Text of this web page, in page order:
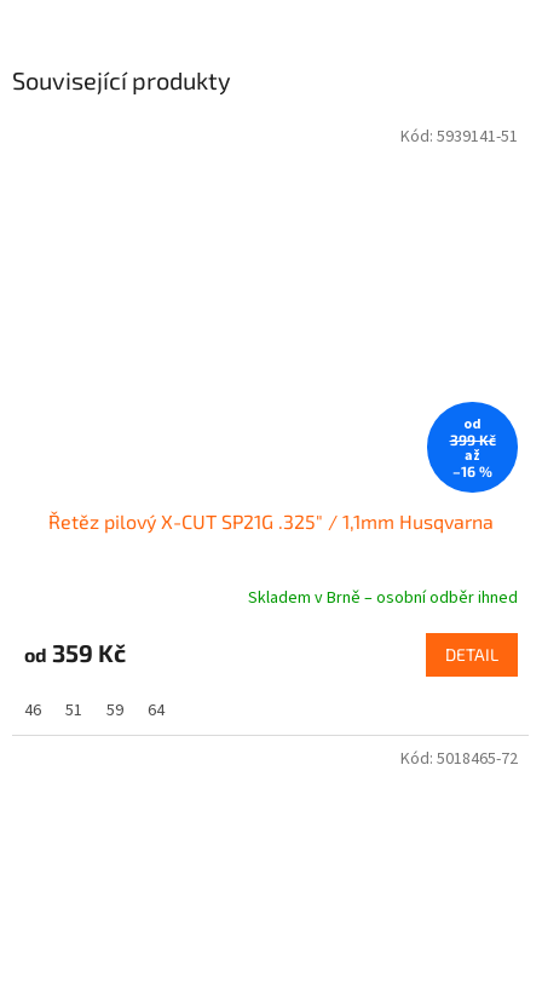
Související produkty
od
399 Kč
až
–16 %
Řetěz pilový X-CUT SP21G .325" / 1,1mm Husqvarna
produktu
je
z
5
Skladem v Brně – osobní odběr ihned
od 359 Kč DETAIL
46 51 59 64
Kód: 5939141-51
Kód: 5018465-72